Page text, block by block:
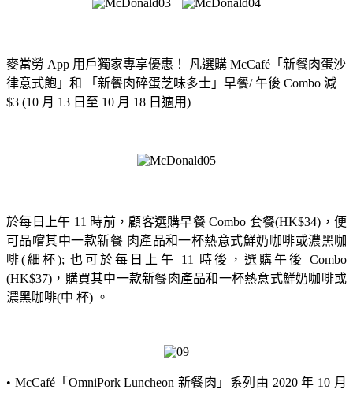
麥當勞 App 用戶獨家專享優惠！ 凡選購 McCafé「新餐肉蛋沙
律意式飽」和 「新餐肉碎蛋芝味多士」早餐/ 午後 Combo 減
$3 (10 月 13 日至 10 月 18 日適用)
於每日上午 11 時前，顧客選購早餐 Combo 套餐(HK$34)，便
可品嚐其中一款新餐 肉產品和一杯熱意式鮮奶咖啡或濃黑咖
啡(細杯); 也可於每日上午 11 時後，選購午後 Combo
(HK$37)，購買其中一款新餐肉產品和一杯熱意式鮮奶咖啡或
濃黑咖啡(中 杯) 。
• McCafé「OmniPork Luncheon 新餐肉」系列由 2020 年 10 月